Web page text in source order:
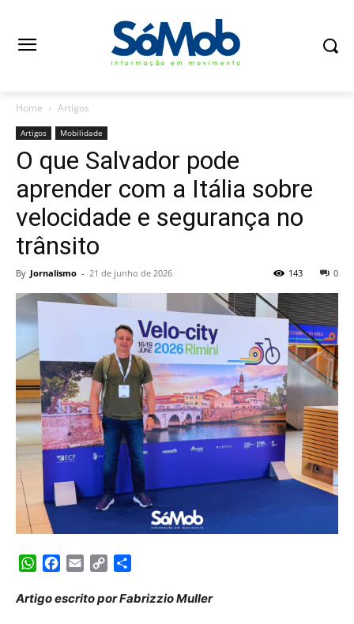
Home Artigos
Artigos Mobilidade
O que Salvador pode
aprender com a Itália sobre
velocidade e segurança no
trânsito
By Jornalismo - 21 de junho de 2026 0
143
WhatsApp
Facebook
Email Copy
Artigo escrito por Fabrizzio Muller